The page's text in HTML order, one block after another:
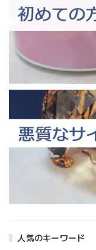
人気のキーワード